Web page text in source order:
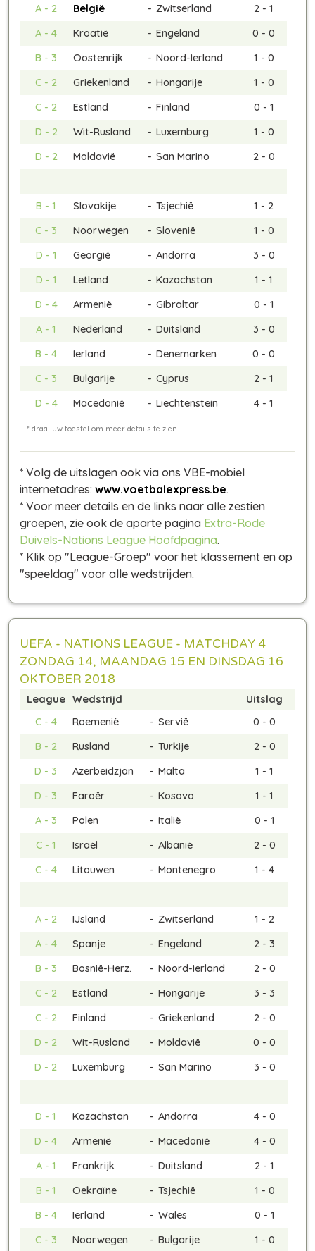
A - 2 België - Zwitserland
2 - 1
A - 4
Kroatië - Engeland
0 - 0
B - 3
Oostenrijk - Noord-Ierland
1 - 0
C - 2
Griekenland - Hongarije
1 - 0
C - 2
Estland - Finland
0 - 1
D - 2
Wit-Rusland - Luxemburg
1 - 0
D - 2
Moldavië - San Marino 2 - 0
B - 1 Slovakije - Tsjechië
1 - 2
C - 3
Noorwegen - Slovenië
1 - 0
D - 1
Georgië - Andorra
3 - 0
D - 1
Letland - Kazachstan
1 - 1
D - 4
Armenië - Gibraltar
0 - 1
A - 1
Nederland - Duitsland
3 - 0
B - 4
Ierland - Denemarken
0 - 0
C - 3
Bulgarije - Cyprus
2 - 1
D - 4
Macedonië - Liechtenstein 4 - 1
* Volg de uitslagen ook via ons VBE-mobiel
internetadres: www.voetbalexpress.be.
* Voor meer details en de links naar alle zestien
groepen, zie ook de aparte pagina Extra-Rode
Duivels-Nations League Hoofdpagina.
* Klik op "League-Groep" voor het klassement en op
"speeldag" voor alle wedstrijden.
UEFA - NATIONS LEAGUE - MATCHDAY 4
ZONDAG 14, MAANDAG 15 EN DINSDAG 16
OKTOBER 2018
League Wedstrijd
Uitslag
C - 4
Roemenië - Servië
0 - 0
B - 2
Rusland - Turkije
2 - 0
D - 3
Azerbeidzjan - Malta
1 - 1
D - 3
Faroër - Kosovo
1 - 1
A - 3
Polen - Italië
0 - 1
C - 1
Israël - Albanië
2 - 0
C - 4
Litouwen - Montenegro 1 - 4
A - 2 IJsland - Zwitserland
1 - 2
A - 4
Spanje - Engeland
2 - 3
B - 3
Bosnië-Herz. - Noord-Ierland
2 - 0
C - 2
Estland - Hongarije
3 - 3
C - 2
Finland - Griekenland
2 - 0
D - 2
Wit-Rusland - Moldavië
0 - 0
D - 2
Luxemburg - San Marino 3 - 0
D - 1 Kazachstan - Andorra
4 - 0
D - 4
Armenië - Macedonië
4 - 0
A - 1
Frankrijk - Duitsland
2 - 1
B - 1
Oekraïne - Tsjechië
1 - 0
B - 4
Ierland - Wales
0 - 1
C - 3
Noorwegen - Bulgarije 1 - 0